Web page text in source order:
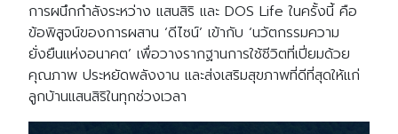
การผนึกกำลังระหว่าง แสนสิริ และ DOS Life ในครั้งนี้ คือ
ข้อพิสูจน์ของการผสาน ‘ดีไซน์’ เข้ากับ ‘นวัตกรรมความ
ยั่งยืนแห่งอนาคต’ เพื่อวางรากฐานการใช้ชีวิตที่เปี่ยมด้วย
คุณภาพ ประหยัดพลังงาน และส่งเสริมสุขภาพที่ดีที่สุดให้แก่
ลูกบ้านแสนสิริในทุกช่วงเวลา